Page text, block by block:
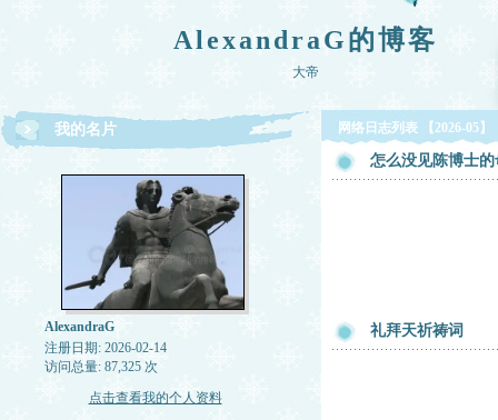
AlexandraG的博客
大帝
我的名片
AlexandraG
注册日期: 2026-02-14
访问总量: 87,325 次
点击查看我的个人资料
网络日志列表 【2026-05】
怎么没见陈博士
礼拜天祈祷词